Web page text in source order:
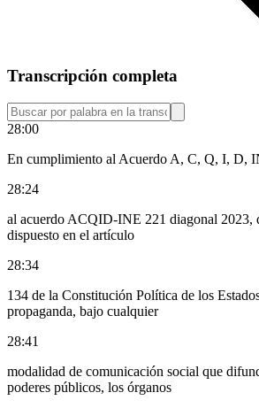
Transcripción completa
28:00
En cumplimiento al Acuerdo A, C, Q, I, D,
28:24
al acuerdo ACQID-INE 221 diagonal 2023,
dispuesto en el artículo
28:34
134 de la Constitución Política de los
propaganda, bajo cualquier
28:41
modalidad de comunicación social que
poderes públicos, los órganos